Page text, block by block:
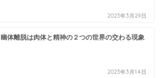
2023年3月29日
幽体離脱は肉体と精神の２つの世界の交わる現象
2023年3月14日